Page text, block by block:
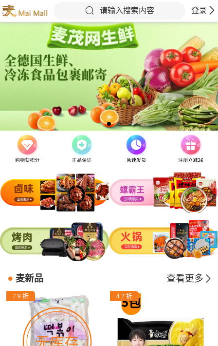
请输入搜索内容 登录
麦新品 查看更多
7.9 折 4.2 折